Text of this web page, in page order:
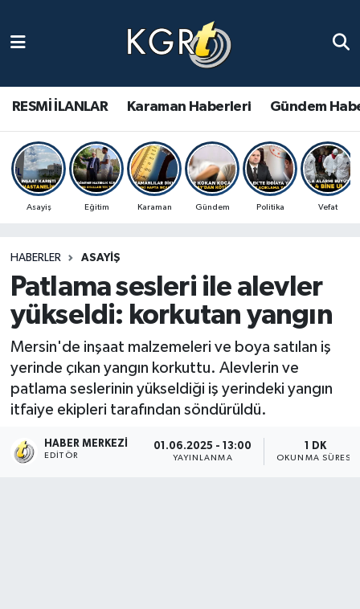
RESMİ İLANLAR Karaman Haberleri Gündem
Asayiş Eğitim Karaman Gündem Politika Vefat
HABERLER ASAYIŞ
Patlama sesleri ile alevler
yükseldi: korkutan yangın
Mersin'de inşaat malzemeleri ve boya satılan iş
yerinde çıkan yangın korkuttu. Alevlerin ve
patlama seslerinin yükseldiği iş yerindeki yangın
itfaiye ekipleri tarafından söndürüldü.
HABER MERKEZI
EDITÖR
01.06.2025 - 13:00
YAYINLANMA
1 DK
OKUNMA SÜRESI
Gündem Haberleri
Güncel Haberler
Spor Haberleri
Ulusal Haberler
Vefat Edenler